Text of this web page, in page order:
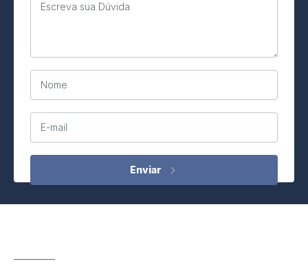
Escreva sua Dúvida
Nome
E-mail